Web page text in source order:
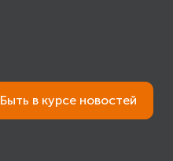
Быть в курсе новостей